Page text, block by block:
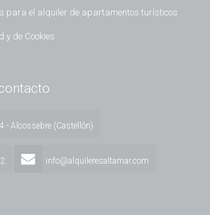
para el alquiler de apartamentos turísticos
y de Cookies
- Alcossebre (Castellón)
info@alquileresaltamar.com